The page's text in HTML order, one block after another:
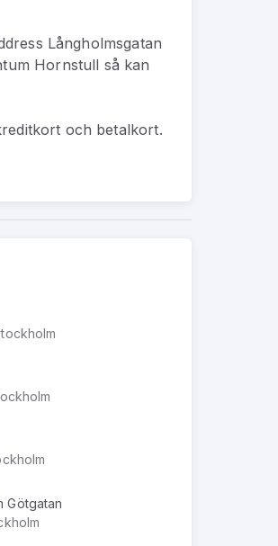
Långholmsgatan
Hornstull så kan
och betalkort.
Götgatan